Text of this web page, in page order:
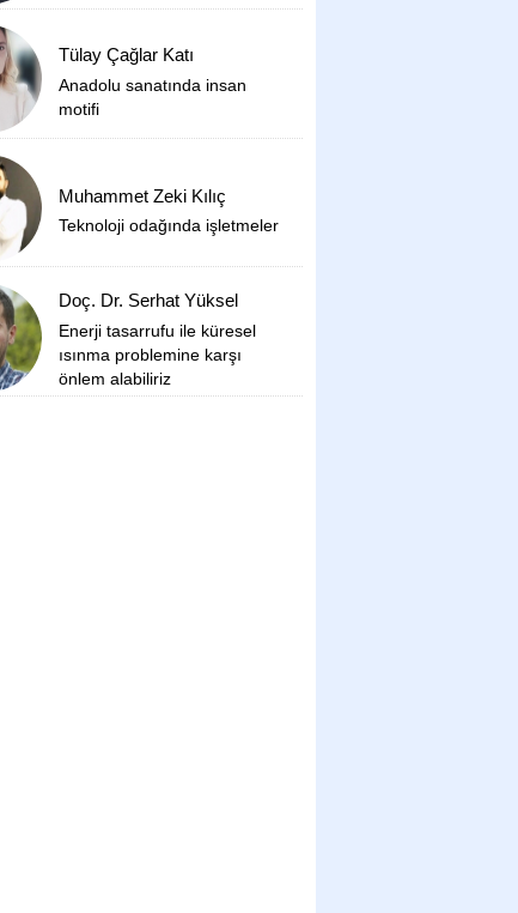
Tülay Çağlar Katı
Anadolu sanatında insan
motifi
Muhammet Zeki Kılıç
Teknoloji odağında işletmeler
Doç. Dr. Serhat Yüksel
Enerji tasarrufu ile küresel
ısınma problemine karşı
önlem alabiliriz